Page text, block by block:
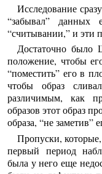
Исследование
“забывал”
“считывании,” и эти
Достаточно было
положение, чтобы
“поместить” его в
чтобы образ
различимым, как
образов этот образ
образа, “не заметив”
Пропуски,
первый период
была у него еще